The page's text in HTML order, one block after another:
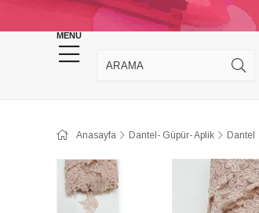
MENU
KINA DÜĞÜN MALZEMELERİ
Anasayfa Dantel- Güpür- Aplik Dantel